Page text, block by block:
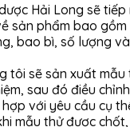
Hải Long sẽ
sản phẩm bao
bao bì, số lượng
tôi sẽ sản xuất mẫu
sau đó điều
với yêu cầu cụ
mẫu thử được